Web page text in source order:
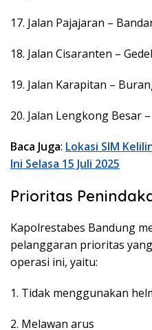
17. Jalan Pajajaran –
18. Jalan Cisaranten –
19. Jalan Karapitan –
20. Jalan Lengkong Besar
Baca Juga: Lokasi SIM
Ini Selasa 15 Juli 2025
Prioritas
Kapolrestabes Bandung
pelanggaran prioritas
operasi ini, yaitu:
1. Tidak menggunakan
2. Melawan arus